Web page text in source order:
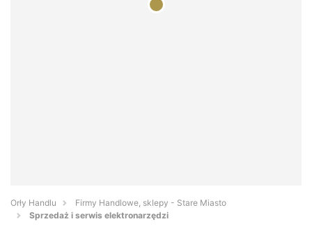
Orły Handlu
Firmy Handlowe, sklepy - Stare Miasto
Sprzedaż i serwis elektronarzędzi